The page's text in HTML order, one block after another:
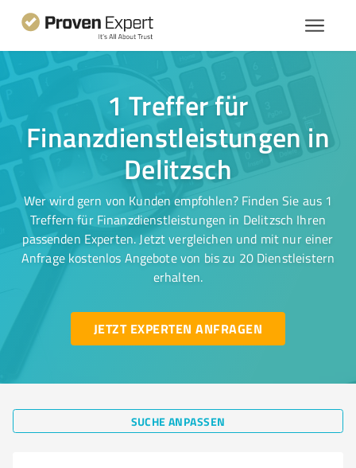
1 Treffer für
Finanzdienstleistungen in
Delitzsch
Wer wird gern von Kunden empfohlen? Finden Sie aus 1
Treffern für Finanzdienstleistungen in Delitzsch Ihren
passenden Experten. Jetzt vergleichen und mit nur einer
Anfrage kostenlos Angebote von bis zu 20 Dienstleistern
erhalten.
JETZT EXPERTEN ANFRAGEN
SUCHE ANPASSEN